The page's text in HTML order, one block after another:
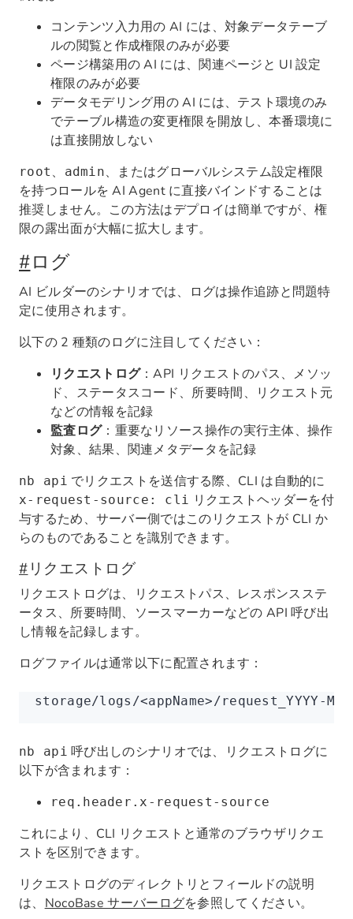
コンテンツ入力用の AI には、対象データテーブ
ルの閲覧と作成権限のみが必要
ページ構築用の AI には、関連ページと UI 設定
権限のみが必要
データモデリング用の AI には、テスト環境のみ
でテーブル構造の変更権限を開放し、本番環境に
は直接開放しない
root 、 admin、またはグローバルシステム設定権限
を持つロールを AI Agent に直接バインドすることは
推奨しません。この方法はデプロイは簡単ですが、権
限の露出面が大幅に拡大します。
#ログ
AI ビルダーのシナリオでは、ログは操作追跡と問題特
定に使用されます。
以下の 2 種類のログに注目してください：
リクエストログ：API リクエストのパス、メソッ
ド、ステータスコード、所要時間、リクエスト元
などの情報を記録
監査ログ：重要なリソース操作の実行主体、操作
対象、結果、関連メタデータを記録
nb api でリクエストを送信する際、CLI は自動的に
x-request-source: cli
リクエストヘッダーを付
与するため、サーバー側ではこのリクエストが CLI か
らのものであることを識別できます。
#リクエストログ
リクエストログは、リクエストパス、レスポンスステ
ータス、所要時間、ソースマーカーなどの API 呼び出
し情報を記録します。
ログファイルは通常以下に配置されます：
storage/logs/<appName>/request_YYYY-
nb api 呼び出しのシナリオでは、リクエストログに
以下が含まれます：
req.header.x-request-source
これにより、CLI リクエストと通常のブラウザリクエ
ストを区別できます。
リクエストログのディレクトリとフィールドの説明
は、 NocoBase サーバーログを参照してください。